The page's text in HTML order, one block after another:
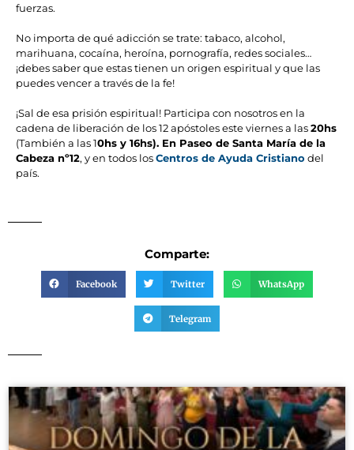
fuerzas.
No importa de qué adicción se trate: tabaco, alcohol,
marihuana, cocaína, heroína, pornografía, redes sociales…
¡debes saber que estas tienen un origen espiritual y que las
puedes vencer a través de la fe!
¡Sal de esa prisión espiritual! Participa con nosotros en la
cadena de liberación de los 12 apóstoles este viernes a las20hs
(También a las 10hs y 16hs). En Paseo de Santa María de la
Cabeza nº12, y en todos losCentros de Ayuda Cristiano del
país.
Comparte:
Facebook Twitter WhatsApp
Telegram